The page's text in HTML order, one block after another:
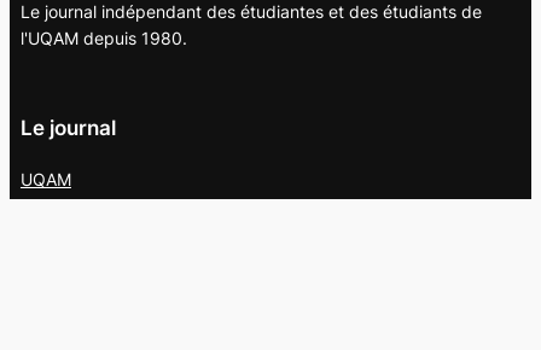
Le journal indépendant des étudiantes et des étudiants de
l'UQAM depuis 1980.
Le journal
UQAM